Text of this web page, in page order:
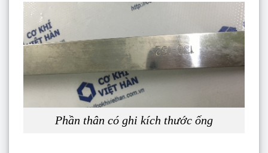
Phần thân có ghi kích thước ống